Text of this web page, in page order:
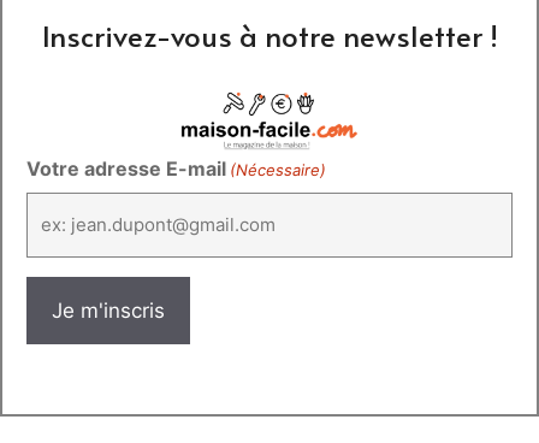
Inscrivez-vous à notre newsletter !
Votre adresse E-mail (Nécessaire)